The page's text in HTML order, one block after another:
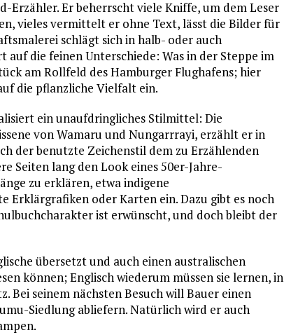
Er beherrscht viele Kniffe, um dem Leser
vieles vermittelt er ohne Text, lässt die Bilder für
schlägt sich in halb- oder auch
auf die feinen Unterschiede: Was in der Steppe im
am Rollfeld des Hamburger Flughafens; hier
die pflanzliche Vielfalt ein.
ein unaufdringliches Stilmittel: Die
von Wamaru und Nungarrrayi, erzählt er in
der benutzte Zeichenstil dem zu Erzählenden
Seiten lang den Look eines 50er-Jahre-
zu erklären, etwa indigene
Erklärgrafiken oder Karten ein. Dazu gibt es noch
ist erwünscht, und doch bleibt der
übersetzt und auch einen australischen
können; Englisch wiederum müssen sie lernen, in
Bei seinem nächsten Besuch will Bauer einen
Siedlung abliefern. Natürlich wird er auch